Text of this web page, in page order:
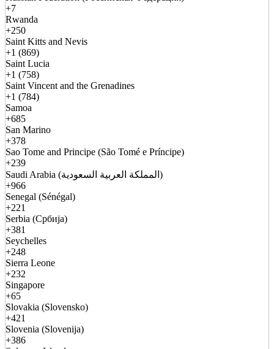
+7
Rwanda
+250
Saint Kitts and Nevis
+1 (869)
Saint Lucia
+1 (758)
Saint Vincent and the Grenadines
+1 (784)
Samoa
+685
San Marino
+378
Sao Tome and Principe (São Tomé e Príncipe)
+239
Saudi Arabia (المملكة العربية السعودية)
+966
Senegal (Sénégal)
+221
Serbia (Србија)
+381
Seychelles
+248
Sierra Leone
+232
Singapore
+65
Slovakia (Slovensko)
+421
Slovenia (Slovenija)
+386